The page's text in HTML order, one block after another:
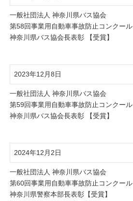
一般社団法人 神奈川県バス協会
第58回事業用自動車事故防止コンクール
神奈川県バス協会長表彰 【受賞】
2023年12月8日
一般社団法人 神奈川県バス協会
第59回事業用自動車事故防止コンクール
神奈川県バス協会長表彰 【受賞】
2024年12月2日
一般社団法人 神奈川県バス協会
第60回事業用自動車事故防止コンクール
神奈川県警察本部長表彰【受賞】